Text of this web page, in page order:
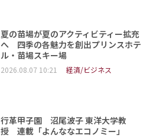
夏の苗場が夏のアクティビティー拡充
へ 四季の各魅力を創出プリンスホテ
ル・苗場スキー場
2026.08.07 10:21 経済/ビジネス
行革甲子園 沼尾波子 東洋大学教
授 連載「よんななエコノミー」